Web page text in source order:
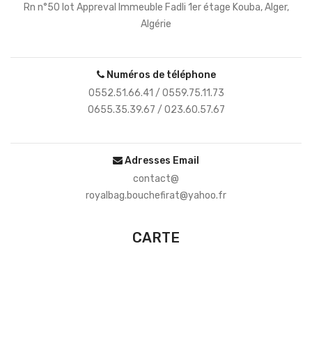
Rn n°50 lot Appreval Immeuble Fadli 1er étage Kouba, Alger,
Algérie
Numéros de téléphone
0552.51.66.41 / 0559.75.11.73
0655.35.39.67 / 023.60.57.67
Adresses Email
contact@
royalbag.bouchefirat@yahoo.fr
CARTE